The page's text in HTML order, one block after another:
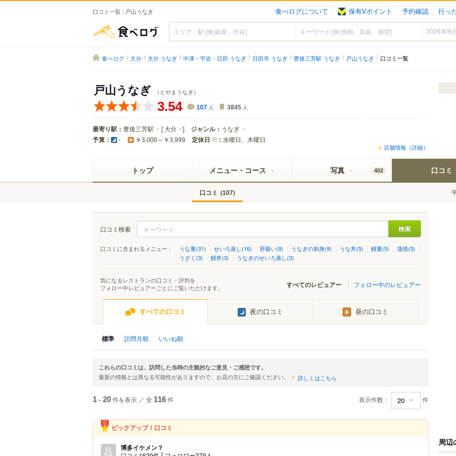
口コミ一覧 : 戸山うなぎ 食べログについて 保有Vポイント 予約確認 行っ
食べログ
食べログ 大分 大分 うなぎ 中津・宇佐・日田 うなぎ 日田市 うなぎ 豊後三芳駅 うなぎ 戸山うなぎ 口コミ一覧
戸山うなぎ （とやまうなぎ）
3.54 107 人 3845 人
最寄り駅： 豊後三芳駅 [ 大分 ] ジャンル： うなぎ
予算： - ￥3,000～￥3,999 定休日 ： 水曜日、木曜日
店舗情報（詳細）
トップ メニュー・コース 写真 402 口コミ
口コミ (107)
口コミ検索
口コミに含まれるメニュー : うな重(31) せいろ蒸し(16) 肝吸い(9) うなぎの刺身(9) うな丼(5) 鰻重(5)
蒲焼(5)
うざく(3)
鰻丼(3) うなぎのせいろ蒸し(3)
気になるレストランの口コミ・評判を
フォロー中レビュアーごとにご覧いただけます。
すべてのレビュアー フォロー中のレビュアー
すべての口コミ 夜の口コミ 昼の口コミ
標準 訪問月順 いいね順
これらの口コミは、訪問した当時の主観的なご意見・ご感想です。
最新の情報とは異なる可能性がありますので、お店の方にご確認ください。 詳しくはこちら
1～20件を表示 ／ 全 116件 表示件数： 件
ピックアップ！口コミ
博多イケメン？
周辺